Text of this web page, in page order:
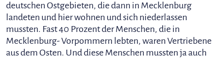
deutschen Ostgebieten, die dann in Mecklenburg
landeten und hier wohnen und sich niederlassen
mussten. Fast 40 Prozent der Menschen, die in
Mecklenburg- Vorpommern lebten, waren Vertriebene
aus dem Osten. Und diese Menschen mussten ja auch